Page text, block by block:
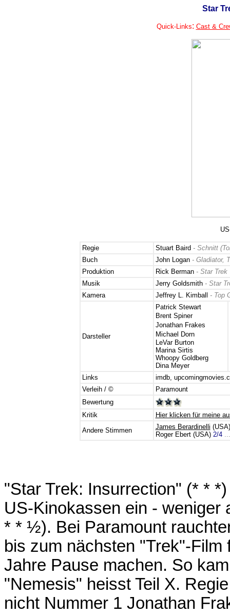
Star
Quick-Links: Cast &
Regie Stuart Baird - Schnitt (
Buch
John Logan- Gladiator,
Produktion
Rick Berman- Star Trek
Musik
Jerry Goldsmith - Star
Kamera
Jeffrey L. Kimball - Top
Darsteller
Patrick Stewart
Brent Spiner
Jonathan Frakes
Michael Dorn
LeVar Burton
Marina Sirtis
Whoopy Goldberg
Dina Meyer
Links
imdb,
Verleih / ©
Paramount
Bewertung
Kritik
Hier klicken für meine
Andere Stimmen
James Berardinelli
Roger Ebert (USA) 2/4
"Star Trek: Insurrection" (* *
US-Kinokassen ein - weniger
* * ½). Bei Paramount
bis zum nächsten "Trek"-
Jahre Pause machen. So
"Nemesis" heisst Teil X.
nicht Nummer 1 Jonathan